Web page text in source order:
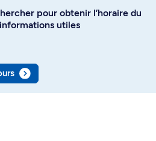
pour obtenir l’horaire du
utiles